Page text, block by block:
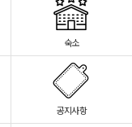
숙소
공지사항